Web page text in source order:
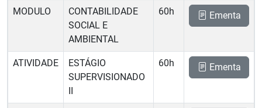
MODULO
CONTABILIDADE
SOCIAL E
AMBIENTAL
60h Ementa
ATIVIDADE
ESTÁGIO
SUPERVISIONADO
II
60h Ementa